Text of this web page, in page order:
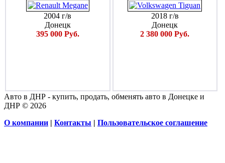
2004 г/в
Донецк
395 000 Руб.
2018 г/в
Донецк
2 380 000 Руб.
Авто в ДНР - купить, продать, обменять авто в Донецке и
ДНР © 2026
О компании | Контакты | Пользовательское соглашение